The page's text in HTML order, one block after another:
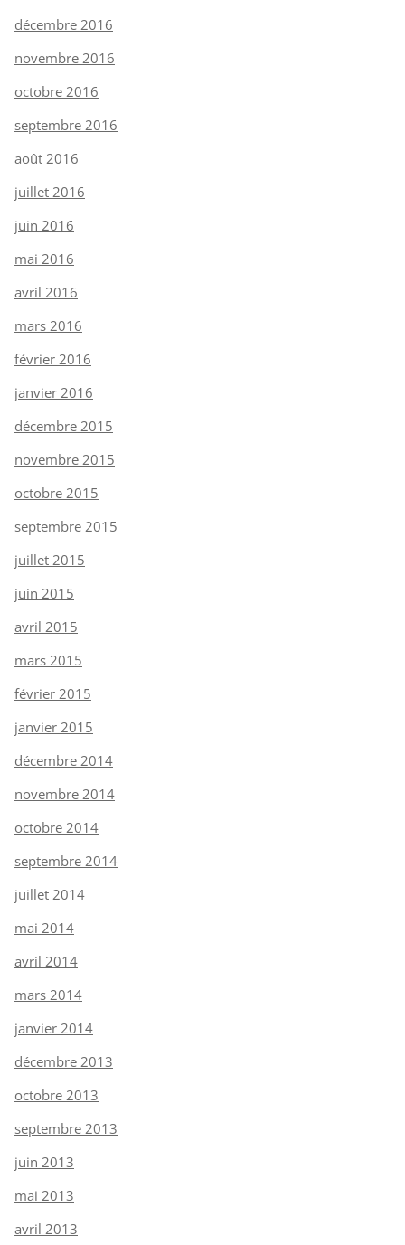
décembre 2016
novembre 2016
octobre 2016
septembre 2016
août 2016
juillet 2016
juin 2016
mai 2016
avril 2016
mars 2016
février 2016
janvier 2016
décembre 2015
novembre 2015
octobre 2015
septembre 2015
juillet 2015
juin 2015
avril 2015
mars 2015
février 2015
janvier 2015
décembre 2014
novembre 2014
octobre 2014
septembre 2014
juillet 2014
mai 2014
avril 2014
mars 2014
janvier 2014
décembre 2013
octobre 2013
septembre 2013
juin 2013
mai 2013
avril 2013